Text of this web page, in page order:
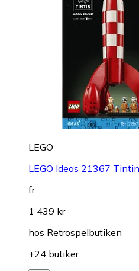
LEGO
LEGO Ideas 21367
fr.
1 439 kr
hos Retrospelbutiken
+24 butiker